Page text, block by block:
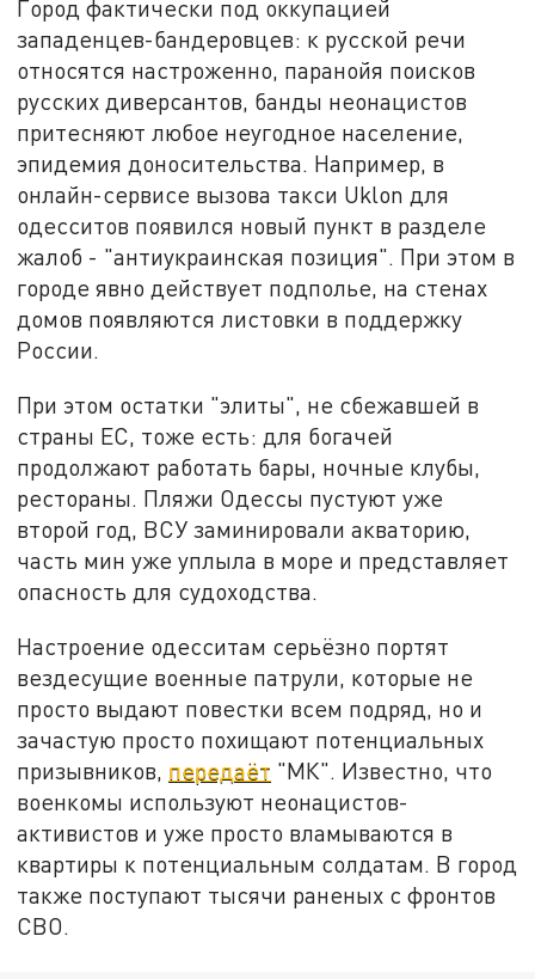
Город фактически под оккупацией
западенцев-бандеровцев: к русской речи
относятся настроженно, паранойя поисков
русских диверсантов, банды неонацистов
притесняют любое неугодное население,
эпидемия доносительства. Например, в
онлайн-сервисе вызова такси Uklon для
одесситов появился новый пункт в разделе
жалоб - "антиукраинская позиция". При этом в
городе явно действует подполье, на стенах
домов появляются листовки в поддержку
России.
При этом остатки "элиты", не сбежавшей в
страны ЕС, тоже есть: для богачей
продолжают работать бары, ночные клубы,
рестораны. Пляжи Одессы пустуют уже
второй год, ВСУ заминировали акваторию,
часть мин уже уплыла в море и представляет
опасность для судоходства.
Настроение одесситам серьёзно портят
вездесущие военные патрули, которые не
просто выдают повестки всем подряд, но и
зачастую просто похищают потенциальных
призывников, передаёт "МК". Известно, что
военкомы используют неонацистов-
активистов и уже просто вламываются в
квартиры к потенциальным солдатам. В город
также поступают тысячи раненых с фронтов
СВО.